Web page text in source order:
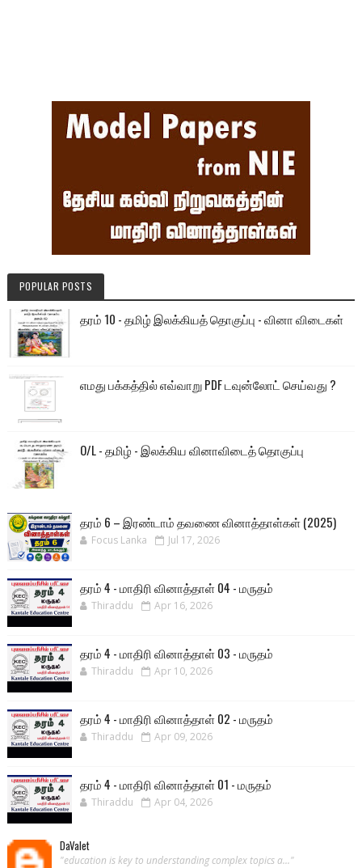
POPULAR POSTS
தரம் 10 - தமிழ் இலக்கியத் தொகுப்பு - வினா விடைகள்
எமது பக்கத்தில் எவ்வாறு PDF டவுன்லோட் செய்வது ?
O/L - தமிழ் - இலக்கிய வினாவிடைத் தொகுப்பு
தரம் 6 – இரண்டாம் தவணை வினாத்தாள்கள் (2025)
Focus Lanka Jul 17, 2026
தரம் 4 - மாதிரி வினாத்தாள் 04 - மருதம்
Thiraddu Apr 16, 2026
தரம் 4 - மாதிரி வினாத்தாள் 03 - மருதம்
Thiraddu Apr 10, 2026
தரம் 4 - மாதிரி வினாத்தாள் 02 - மருதம்
Thiraddu Apr 09, 2026
தரம் 4 - மாதிரி வினாத்தாள் 01 - மருதம்
Thiraddu Apr 04, 2026
DaValet
"education is key to understanding complex topics a..."